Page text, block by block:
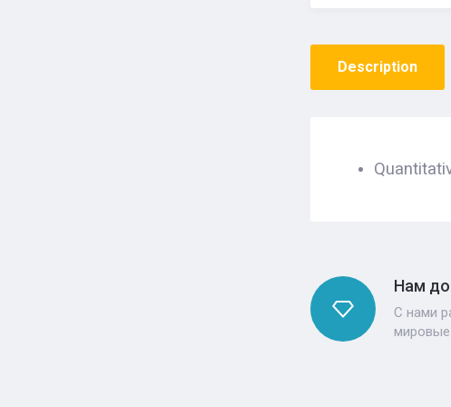
Description
Нам
С нами
мировые